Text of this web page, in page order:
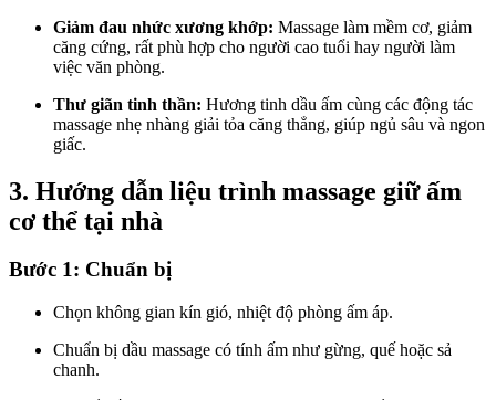
Giảm đau nhức xương khớp: Massage làm mềm cơ, giảm
căng cứng, rất phù hợp cho người cao tuổi hay người làm
việc văn phòng.
Thư giãn tinh thần: Hương tinh dầu ấm cùng các động tác
massage nhẹ nhàng giải tỏa căng thẳng, giúp ngủ sâu và ngon
giấc.
3. Hướng dẫn liệu trình massage giữ ấm
cơ thể tại nhà
Bước 1: Chuẩn bị
Chọn không gian kín gió, nhiệt độ phòng ấm áp.
Chuẩn bị dầu massage có tính ấm như gừng, quế hoặc sả
chanh.